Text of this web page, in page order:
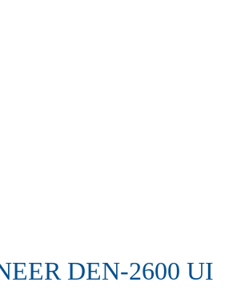
DEN-2600 UI